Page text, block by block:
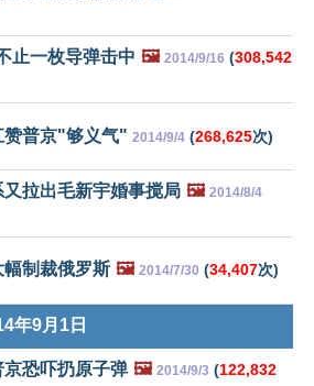
止一枚导弹击中 🖼️ 2014/9/16 (308,542
赞普京"够义气" 2014/9/4 (268,625次)
拉出毛新宇婚事搅局 🖼️ 2014/8/4
制裁俄罗斯 🖼️ 2014/7/30 (34,407次)
年9月1日
恐吓扔原子弹 🖼️ 2014/9/3 (122,832